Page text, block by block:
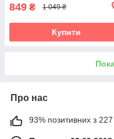
849 ₴ 1 049 ₴
Купити
Про нас
93% позитивних з 227